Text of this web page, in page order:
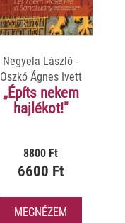
Negyela László -
Oszkó Ágnes Ivett
„Építs nekem
hajlékot!"
8800 Ft
6600 Ft
MEGNÉZEM